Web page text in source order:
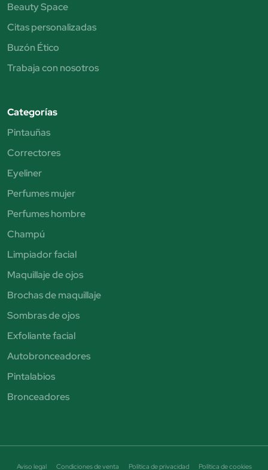
Beauty Space
Citas personalizadas
Buzón Ético
Trabaja con nosotros
Categorías
Pintauñas
Correctores
Eyeliner
Perfumes mujer
Perfumes hombre
Champú
Limpiador facial
Maquillaje de ojos
Brochas de maquillaje
Sombras de ojos
Exfoliante facial
Autobronceadores
Pintalabios
Bronceadores
Aviso legal Condiciones de venta Política de privacidad Política de cookies